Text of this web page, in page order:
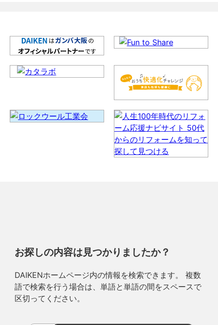
お探しの内容は見つかりましたか？
DAIKENホームページ内の情報を検索できます。 複数
語で検索を行う場合は、単語と単語の間をスペースで
区切ってください。